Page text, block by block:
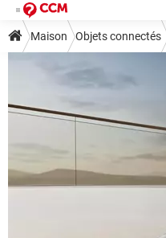
Maison Objets connectés